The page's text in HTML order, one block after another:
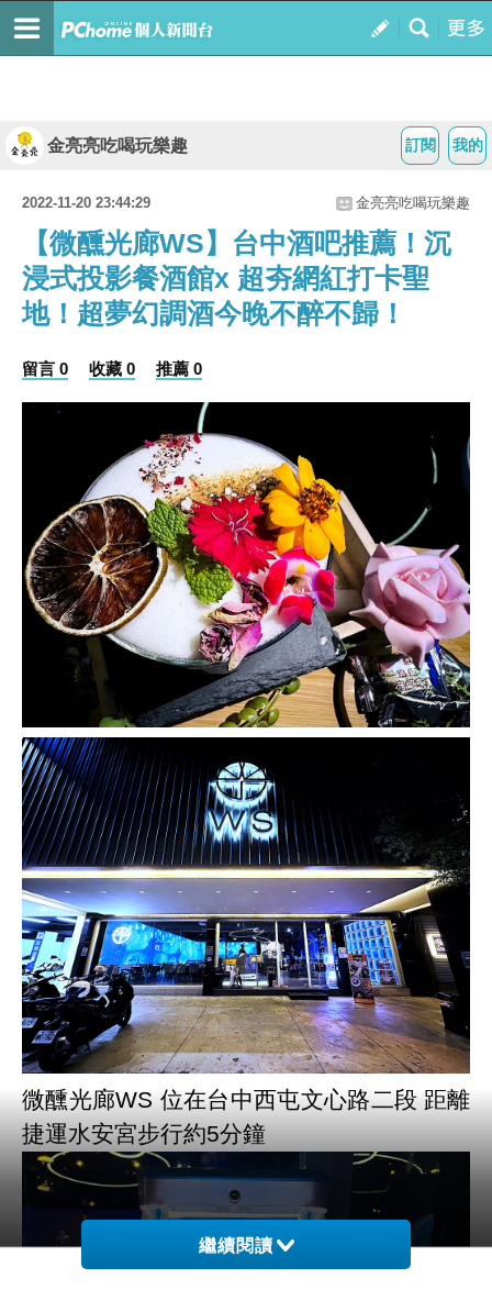
我的
訂閱
金亮亮吃喝玩樂趣
2022-11-20 23:44:29 金亮亮吃喝玩樂趣
【微醺光廊WS】台中酒吧推薦！沉
浸式投影餐酒館x 超夯網紅打卡聖
地！超夢幻調酒今晚不醉不歸！
留言 0 收藏 0 推薦 0
微醺光廊WS位在台中西屯文心路二段 距離
捷運水安宮步行約5分鐘
繼續閱讀